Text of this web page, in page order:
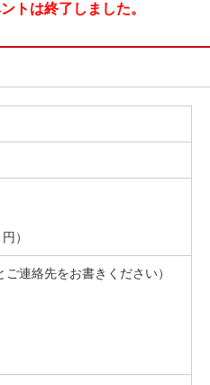
トは終了しました。
）
連絡先をお書きください）